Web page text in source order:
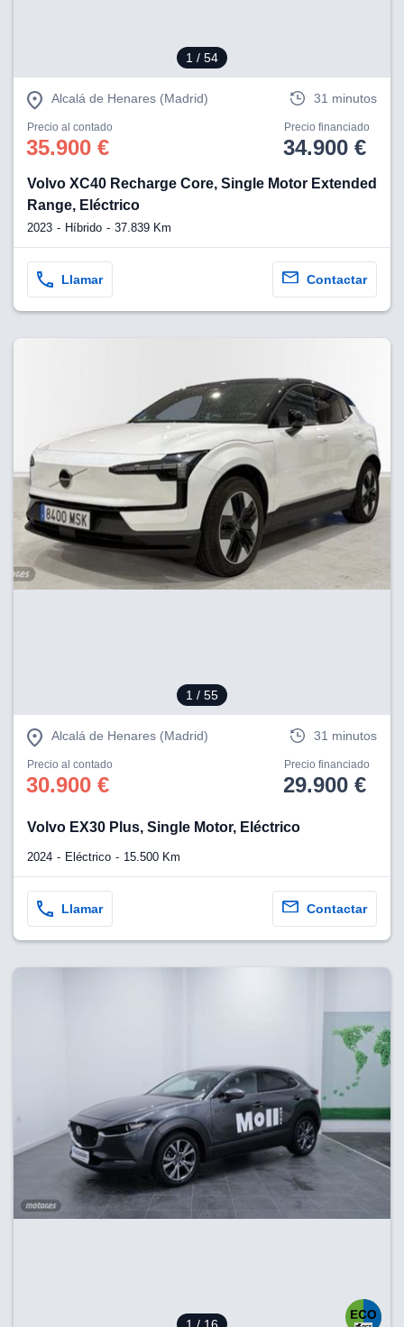
1 / 54
Alcalá de Henares (Madrid) 31 minutos
Precio al contado
35.900 €
Precio financiado
34.900 €
Volvo XC40 Recharge Core, Single Motor Extended
Range, Eléctrico
2023 Híbrido 37.839 Km
Llamar Contactar
1 / 55
Alcalá de Henares (Madrid) 31 minutos
Precio al contado
30.900 €
Precio financiado
29.900 €
Volvo EX30 Plus, Single Motor, Eléctrico
2024 Eléctrico 15.500 Km
Llamar Contactar